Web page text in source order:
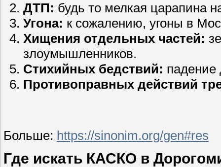
ДТП: будь то мелкая царапина
Угона: к сожалению, угоны в
Хищения отдельных частей:
злоумышленников.
Стихийных бедствий: падение
Противоправных действий
Больше: https://sinonim.org/gen#res
Где искать КАСКО в